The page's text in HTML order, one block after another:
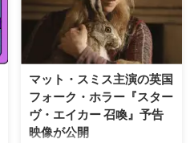
ず 原作は、1987年に出版された
トム・ウルフのベストセラー小説
「虚栄の篝火」。1980年代のニ
ューヨークの上流社会を辛辣に風
刺した作品だ。ウォール街で台頭
したトレーダーたち、その華奢な
妻や愛人、そして富裕層が住むマ
ンハッタンと周辺の貧困な地区と
の間にくすぶる人種間の緊張を描
マット・スミス主演の英国
フォーク・ホラー『スター
ヴ・エイカー 召喚』予告
映像が公開